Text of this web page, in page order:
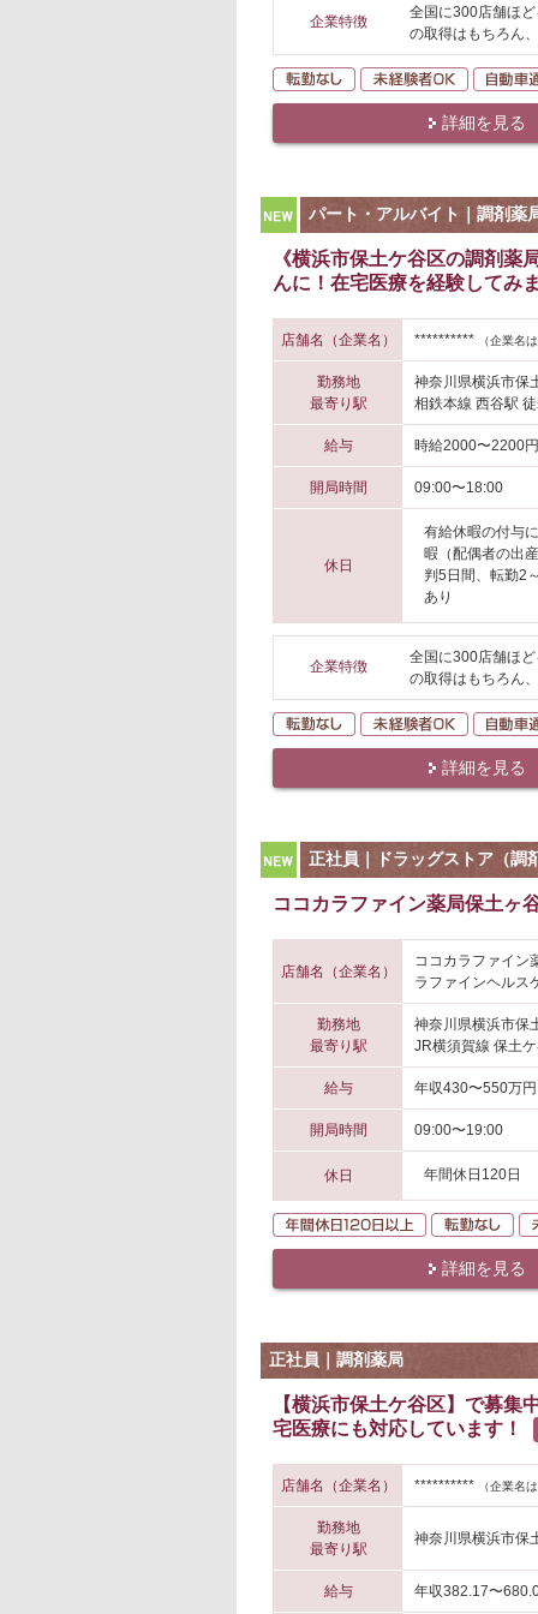
企業特徴
全国に300店舗ほ
の取得はもちろん
転勤なし 未経験者
詳細を見る
NEW
パート・アルバイト｜調剤薬
《横浜市保土ケ谷区の調剤
んに！在宅医療を経験してみ
店舗名（企業名） ********** （企業名
勤務地
最寄り駅
神奈川県横浜市保
相鉄本線 西谷駅
給与 時給2000〜2200円
開局時間 09:00〜18:00
休日
有給休暇の付与
暇（配偶者の出
判5日間、転勤2
あり
企業特徴
全国に300店舗ほ
の取得はもちろん
転勤なし 未経験者
詳細を見る
NEW
正社員｜ドラッグストア（調
ココカラファイン薬局保土ヶ
店舗名（企業名）
ココカラファイン
ラファインヘルス
勤務地
最寄り駅
神奈川県横浜市保
JR横須賀線 保土
給与 年収430〜550万円
開局時間 09:00〜19:00
休日 年間休日120日
年間休日120日転
詳細を見る
正社員｜調剤薬局
【横浜市保土ケ谷区】で募
宅医療にも対応しています！
店舗名（企業名） ********** （企業名
勤務地
最寄り駅
神奈川県横浜市保
給与 年収382.17〜